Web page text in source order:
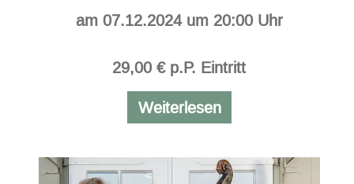
am 07.12.2024 um 20:00 Uhr
29,00 € p.P. Eintritt
WeiterlesenRund
um
Welt